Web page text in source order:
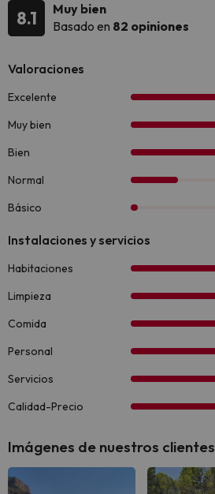
8.1
Muy bien
Basado en 82 opiniones
Imágenes de nuestros clientes